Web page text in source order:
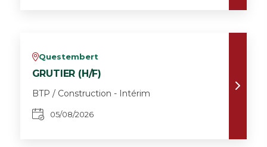
vQuestembert
GRUTIER (H/F)
BTP / Construction - Intérim
05/08/2026